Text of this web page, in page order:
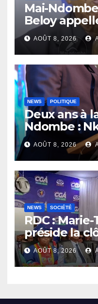
Mai-
Beloy
concertation
du dialogue
AOÛT 8, 2026
NEWS POLITIQUE
Deux ans à
Ndombe :
défend son
sécurité sa
AOÛT 8, 2026
NEWS SOCIÉTÉ
RDC :
préside la
académique
l’UNIKIN
AOÛT 8, 2026